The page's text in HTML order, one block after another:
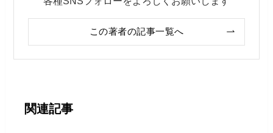
この著者の記事一覧へ
関連記事